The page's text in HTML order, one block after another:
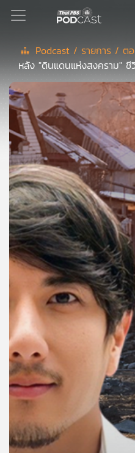
Podcast
เพล
ลิ
สต์
แนะนำ
เพล
ย์
ลิ
สต์
ของ
คุณ
เพลง
บทความ
และ
กิจกรรม
Podcast / รายการ /ต
หลัง "ดินแดนแห่งสงคราม"